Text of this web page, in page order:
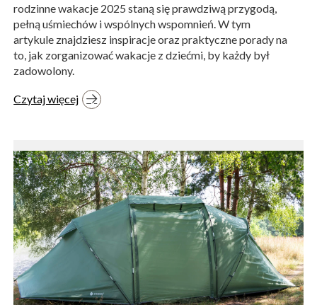
rodzinne wakacje 2025 staną się prawdziwą przygodą,
pełną uśmiechów i wspólnych wspomnień. W tym
artykule znajdziesz inspiracje oraz praktyczne porady na
to, jak zorganizować wakacje z dziećmi, by każdy był
zadowolony.
Czytaj więcej